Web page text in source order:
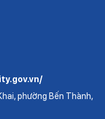
phường Bến Thành,